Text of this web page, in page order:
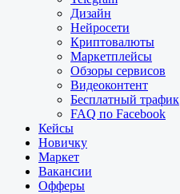
Дизайн
Нейросети
Криптовалюты
Маркетплейсы
Обзоры сервисов
Видеоконтент
Бесплатный трафик
FAQ по Facebook
Кейсы
Новичку
Маркет
Вакансии
Офферы